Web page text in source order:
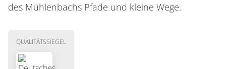
des Mühlenbachs Pfade und kleine Wege.
QUALITÄTSSIEGEL